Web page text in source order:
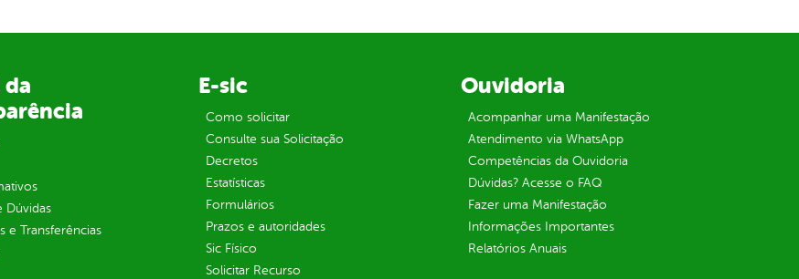
Dúvidas
e Transferências
E-sic
Como solicitar
Consulte sua Solicitação
Decretos
Estatísticas
Formulários
Prazos e autoridades
Sic Físico
Solicitar Recurso
Ouvidoria
Acompanhar uma Manifestação
Atendimento via WhatsApp
Competências da Ouvidoria
Dúvidas? Acesse o FAQ
Fazer uma Manifestação
Informações Importantes
Relatórios Anuais